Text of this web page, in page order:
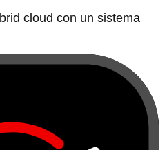
cloud con un sistema